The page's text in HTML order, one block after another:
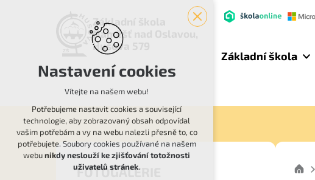
Základní škola
Náměšť nad Oslavou,
Husova 579
Základní škola
FOTOGALERIE
Nastavení cookies
Vítejte na našem webu!
Potřebujeme nastavit cookies a související
technologie, aby zobrazovaný obsah odpovídal
vašim potřebám a vy na webu nalezli přesně to, co
potřebujete. Soubory cookies používané na našem
webunikdy neslouží ke zjišťování totožnosti
uživatelů stránek.